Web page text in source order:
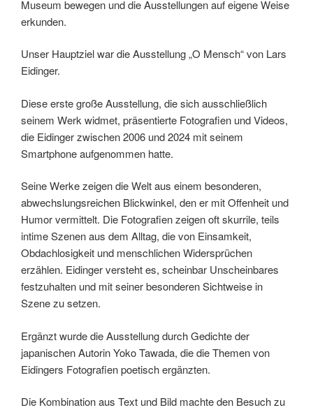
Museum bewegen und die Ausstellungen auf eigene Weise
erkunden.
Unser Hauptziel war die Ausstellung „O Mensch“ von Lars
Eidinger.
Diese erste große Ausstellung, die sich ausschließlich
seinem Werk widmet, präsentierte Fotograﬁen und Videos,
die Eidinger zwischen 2006 und 2024 mit seinem
Smartphone aufgenommen hatte.
Seine Werke zeigen die Welt aus einem besonderen,
abwechslungsreichen Blickwinkel, den er mit Offenheit und
Humor vermittelt. Die Fotograﬁen zeigen oft skurrile, teils
intime Szenen aus dem Alltag, die von Einsamkeit,
Obdachlosigkeit und menschlichen Widersprüchen
erzählen. Eidinger versteht es, scheinbar Unscheinbares
festzuhalten und mit seiner besonderen Sichtweise in
Szene zu setzen.
Ergänzt wurde die Ausstellung durch Gedichte der
japanischen Autorin Yoko Tawada, die die Themen von
Eidingers Fotograﬁen poetisch ergänzten.
Die Kombination aus Text und Bild machte den Besuch zu